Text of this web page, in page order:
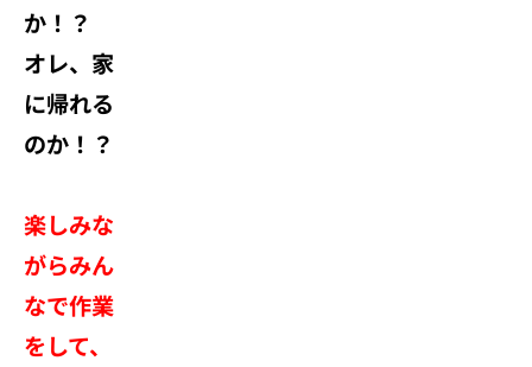
か！？
オレ、家
に帰れる
のか！？
楽しみな
がらみん
なで作業
をして、